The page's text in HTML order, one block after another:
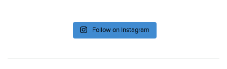
Follow on Instagram